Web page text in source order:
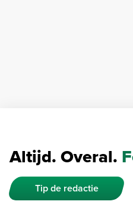
Altijd. Overal.
Tip de redactie